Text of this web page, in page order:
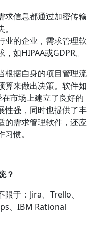
求信息都通过加密传输
业的企业，需求管理软
如HIPAA或GDPR。
根据自身的项目管理流
算来做出决策。软件如
市场上建立了良好的
性强，同时也提供了丰
的需求管理软件，还应
惯。
？
于：Jira、Trello、
、IBM Rational